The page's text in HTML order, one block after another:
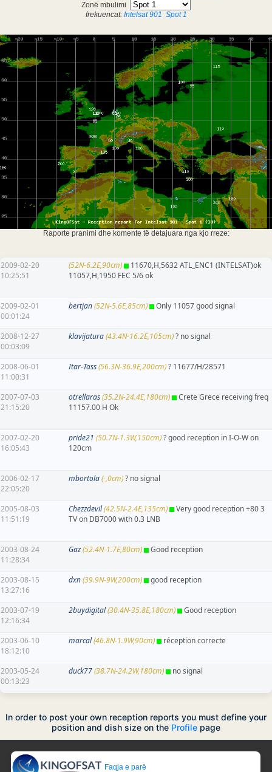
Zonë mbulimi
frekuencat: Intelsat 901 Spot 1
Raporte pranimi dhe komente të detajuara nga kjo rreze:
2009-02-20
10:25:51
(52N-6.2E,90cm)
11670,H,5632 ATL_ENC1 (INTELSAT)ok
11057,H,1950 FEC 5/6 ok
2009-02-01
00:01:24
bertjan(52N-5.6E,85cm) Only 11057 good signal
2008-12-27
00:03:09
klavijatura(43.4N-16.2E,105cm)? no signal
2008-06-01
11:00:31
Itar-Tass(56.3N-36.9E,200cm)? 11677/H/28571
2007-07-03
21:15:20
otrellaras(35.2N-24.4E,180cm)
Crete Grece receiving freq
11157.00 H Ok
2007-02-20
16:05:43
pride21 (50.7N-1.3W,150cm)? good reception in I-O-W on
120cm
2006-02-17
22:05:20
mbortola(-,0cm)? no signal
2005-08-03
11:51:19
Chezzdevil(42.5N-2.4E,135cm)
Very good reception +80 3
TV on DB7000 with 0.3 LNB
2003-08-24
11:28:34
Gaz(52.4N-1.7E,80cm) Good reception
2003-08-15
13:27:16
dxn(39.9N-9W,200cm) good reception
2003-07-19
12:16:34
2buydigital(30.4N-35.8E,180cm) Good reception
2003-06-10
18:12:10
marcal(46.8N-1.9W,90cm) réception correcte
2003-05-24
00:13:23
duck77(38.7N-24.2W,180cm) no signal
In order to post your own reception reports you must define your
position and dish size on the Profile page
Faqja e parë